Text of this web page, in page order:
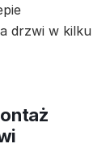
drzwi w kilku